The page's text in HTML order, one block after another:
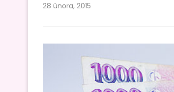
28 února, 2015